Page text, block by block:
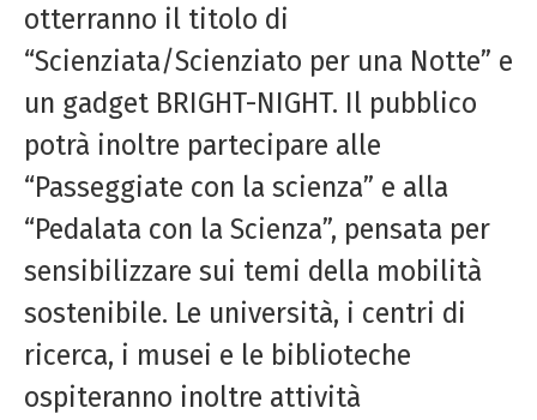
otterranno il titolo di
“Scienziata/Scienziato per una Notte” e
un gadget BRIGHT-NIGHT. Il pubblico
potrà inoltre partecipare alle
“Passeggiate con la scienza” e alla
“Pedalata con la Scienza”, pensata per
sensibilizzare sui temi della mobilità
sostenibile. Le università, i centri di
ricerca, i musei e le biblioteche
ospiteranno inoltre attività